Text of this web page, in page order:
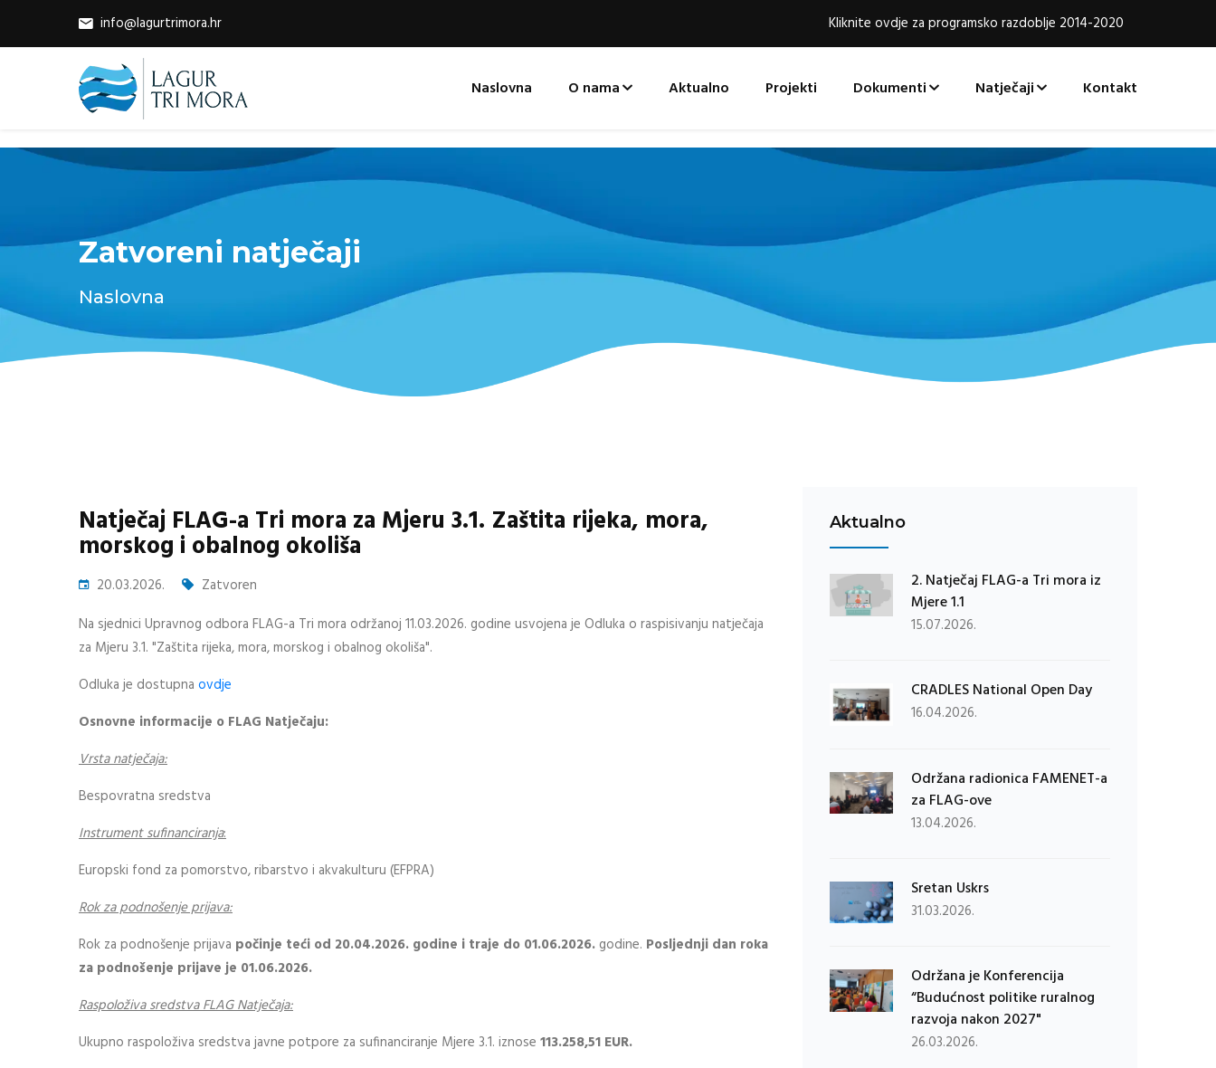
info@lagurtrimora.hr Kliknite ovdje za programsko razdoblje 2014-2020
Naslovna O nama Aktualno Projekti Dokumenti Natječaji Kontakt
Zatvoreni natječaji
Naslovna
Natječaj FLAG-a Tri mora za Mjeru 3.1. Zaštita rijeka, mora,
morskog i obalnog okoliša
20.03.2026.
Zatvoren
Na sjednici Upravnog odbora FLAG-a Tri mora održanoj 11.03.2026. godine usvojena je Odluka o raspisivanju natječaja
za Mjeru 3.1. "Zaštita rijeka, mora, morskog i obalnog okoliša".
Odluka je dostupna ovdje
Osnovne informacije o FLAG Natječaju:
Vrsta natječaja:
Bespovratna sredstva
Instrument sufinanciranja:
Europski fond za pomorstvo, ribarstvo i akvakulturu (EFPRA)
Rok za podnošenje prijava:
Rok za podnošenje prijava počinje teći od 20.04.2026. godine i traje do 01.06.2026. godine. Posljednji dan roka
za podnošenje prijave je 01.06.2026.
Raspoloživa sredstva FLAG Natječaja:
Ukupno raspoloživa sredstva javne potpore za sufinanciranje Mjere 3.1. iznose 113.258,51 EUR.
Aktualno
2. Natječaj FLAG-a Tri mora iz
Mjere 1.1
15.07.2026.
CRADLES National Open Day
16.04.2026.
Održana radionica FAMENET-a
za FLAG-ove
13.04.2026.
Sretan Uskrs
31.03.2026.
Održana je Konferencija
“Budućnost politike ruralnog
razvoja nakon 2027"
26.03.2026.